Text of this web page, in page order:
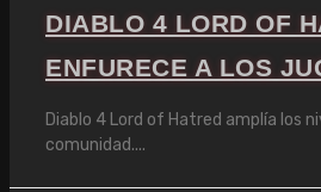
DIABLO 4 LORD OF
ENFURECE A LOS
Diablo 4 Lord of Hatred amplía los
comunidad.